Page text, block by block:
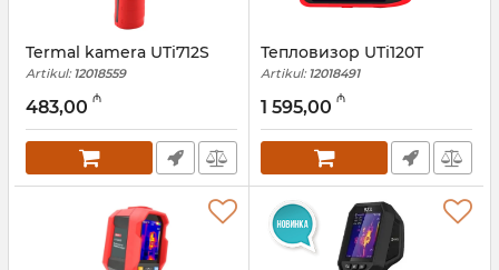
Termal kamera UTi712S
Artikul: 12018559
483,00 ₼
Тепловизор UTi120T
Artikul: 12018491
1 595,00 ₼